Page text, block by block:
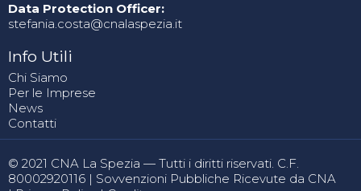
Data Protection Officer:
stefania.costa@cnalaspezia.it
Info Utili
Chi Siamo
Per le Imprese
News
Contatti
© 2021 CNA La Spezia — Tutti i diritti riservati. C.F.
80002920116 | Sovvenzioni Pubbliche Ricevute da CNA